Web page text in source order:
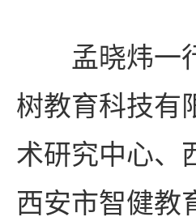
孟晓炜一
树教育科技有
术研究中心、
西安市智健教